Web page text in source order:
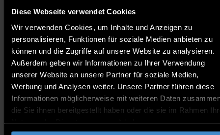
Diese Webseite verwendet Cookies
Wir verwenden Cookies, um Inhalte und Anzeigen zu
personalisieren, Funktionen für soziale Medien anbieten zu
können und die Zugriffe auf unsere Website zu analysieren.
Außerdem geben wir Informationen zu Ihrer Verwendung
unserer Website an unsere Partner für soziale Medien,
Werbung und Analysen weiter. Unsere Partner führen diese
Informationen möglicherweise mit weiteren Daten
die Sie ihnen bereitgestellt haben oder die sie im Rahmen
Dates:
2 June 2026
9 June 2026
16 June 2026
23 June 2026
30 June 2026
7 July 2026
Miguel will be there to support you with tools,
cleaning supplies, and oils to help maintain your bike.